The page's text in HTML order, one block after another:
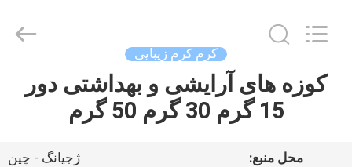
خانه
Haojin
Plastic
Reserved.
کرم کرم زیبایی
کوزه های آرایشی و بهداشتی دور
15 گرم 30 گرم 50 گرم
محل منبع:
ژجیانگ - چین